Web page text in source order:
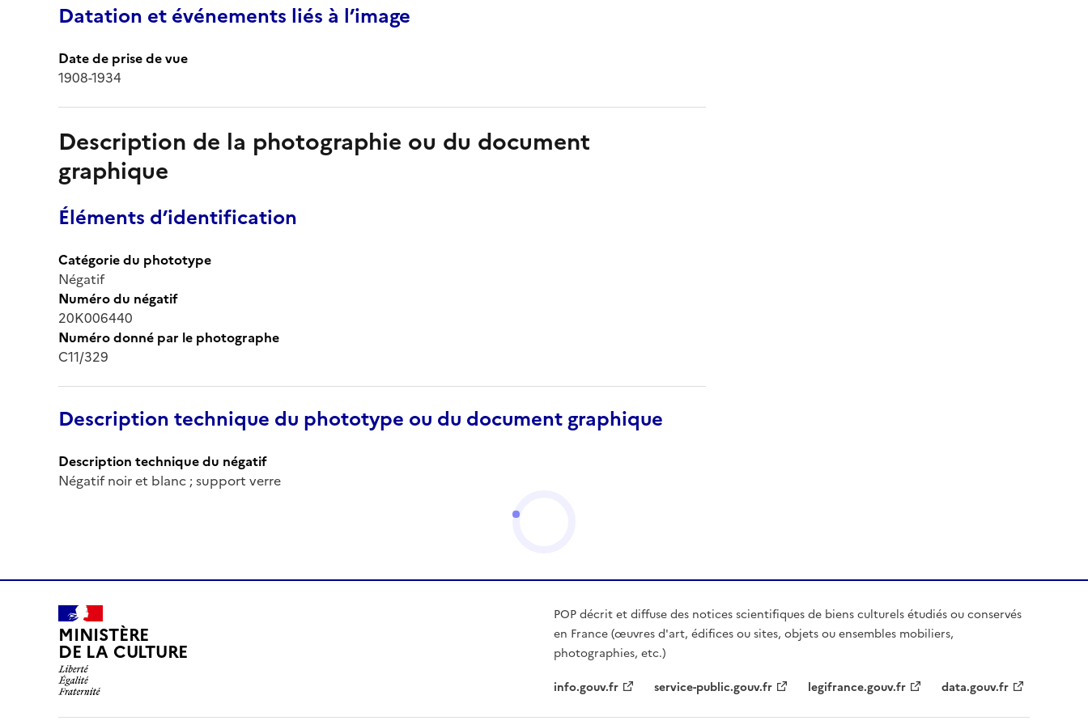
Datation et événements liés à l’image
Date de prise de vue
1908-1934
Description de la photographie ou du document
graphique
Éléments d’identification
Catégorie du phototype
Négatif
Numéro du négatif
20K006440
Numéro donné par le photographe
C11/329
Description technique du phototype ou du document graphique
Description technique du négatif
Négatif noir et blanc ; support verre
MINISTÈRE
DE LA CULTURE
POP décrit et diffuse des notices scientifiques de biens culturels étudiés ou conservés
en France (œuvres d'art, édifices ou sites, objets ou ensembles mobiliers,
photographies, etc.)
info.gouv.fr
service-public.gouv.fr legifrance.gouv.fr data.gouv.fr